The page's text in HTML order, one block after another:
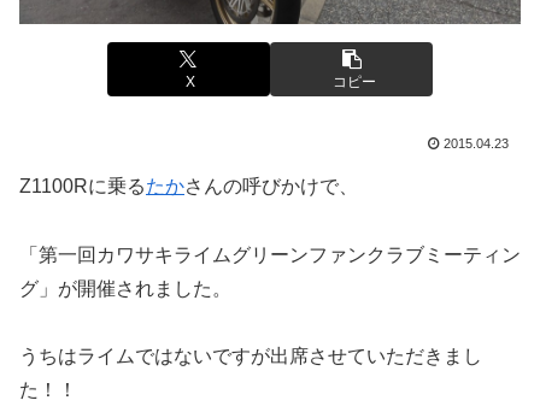
X コピー
2015.04.23
Z1100Rに乗るたかさんの呼びかけで、
「第一回カワサキライムグリーンファンクラブミーティン
グ」が開催されました。
うちはライムではないですが出席させていただきまし
た！！